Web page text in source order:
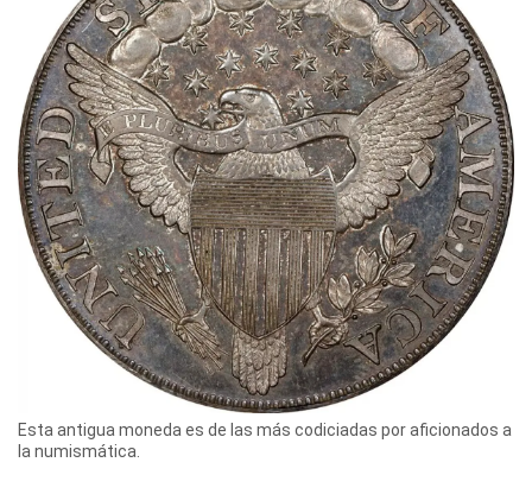
Esta antigua moneda es de las más codiciadas por aficionados a
la numismática.